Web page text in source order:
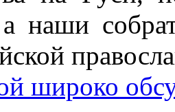
наши
широко